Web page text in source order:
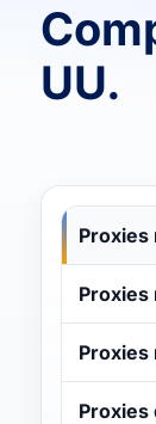
UU.
Proxies
Proxies
Proxies
Proxies